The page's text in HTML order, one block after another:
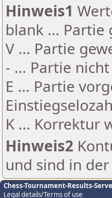
Hinweis1
blank ...
V ... Partie
- ... Partie
E ... Partie
K ... Korrektur
Hinweis2
und sind in
Chess-Tournament-Results-
Legal details/Terms of use